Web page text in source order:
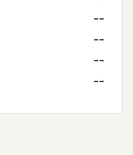
--
--
--
--